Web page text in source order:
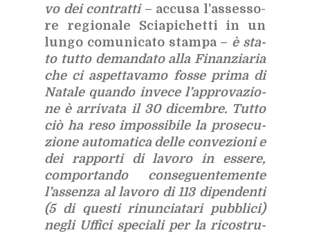
vo dei con­trat­ti– ac­cu­sa l’as­ses­so­
re re­gio­na­le Scia­pi­chet­ti in un
lun­go co­mu­ni­ca­to stam­pa – è sta­
to tut­to de­man­da­to alla Fi­nan­zia­ria
che ci aspet­ta­va­mo fos­se pri­ma di
Na­ta­le quan­do in­ve­ce l’ap­pro­va­zio­
ne è ar­ri­va­ta il 30 di­cem­bre. Tut­to
ciò ha reso im­pos­si­bi­le la pro­se­cu­
zio­ne au­to­ma­ti­ca del­le con­ve­zio­ni e
dei rap­por­ti di la­vo­ro in es­se­re,
com­por­tan­do con­se­guen­te­men­te
l’as­sen­za al la­vo­ro di 113 di­pen­den­ti
(5 di que­sti ri­nun­cia­ta­ri pub­bli­ci)
ne­gli Uf­fi­ci spe­cia­li per la ri­co­stru­